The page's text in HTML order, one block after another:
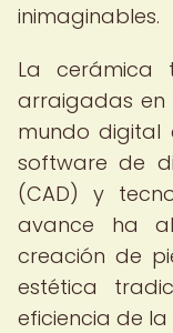
inimaginables.
La cerámica
arraigadas en
mundo digital
software de
(CAD) y
avance ha
creación de
estética
eficiencia de la